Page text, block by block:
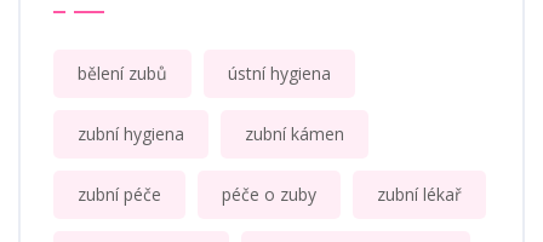
bělení zubů ústní hygiena
zubní hygiena zubní kámen
zubní péče péče o zuby zubní lékař